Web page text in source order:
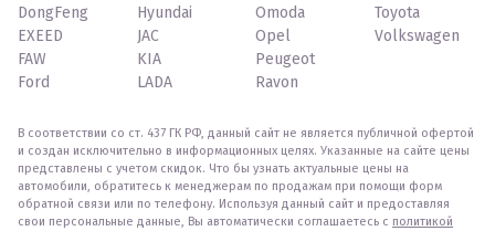
DongFeng
EXEED
FAW
Ford
Hyundai
JAC
KIA
LADA
Omoda
Opel
Peugeot
Ravon
Toyota
Volkswagen
В соответствии со ст. 437 ГК РФ, данный сайт не является публичной офертой
и создан исключительно в информационных целях. Указанные на сайте цены
представлены с учетом скидок. Что бы узнать актуальные цены на
автомобили, обратитесь к менеджерам по продажам при помощи форм
обратной связи или по телефону. Используя данный сайт и предоставляя
свои персональные данные, Вы автоматически соглашаетесь с политикой